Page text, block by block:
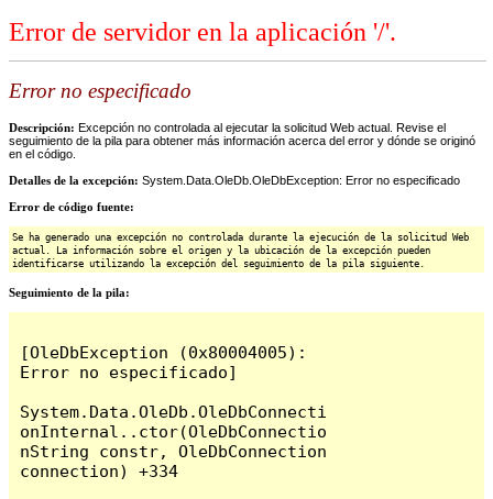
Error de servidor en la aplicación '/'.
Error no especificado
Descripción: Excepción no controlada al ejecutar la solicitud Web actual. Revise el
seguimiento de la pila para obtener más información acerca del error y dónde se originó
en el código.
Detalles de la excepción: System.Data.OleDb.OleDbException: Error no especificado
Error de código fuente:
Se ha generado una excepción no controlada durante la ejecución de la solicitud Web
actual. La información sobre el origen y la ubicación de la excepción pueden
identificarse utilizando la excepción del seguimiento de la pila siguiente.
Seguimiento de la pila:
[OleDbException (0x80004005):
Error no especificado]
System.Data.OleDb.OleDbConnecti
onInternal..ctor(OleDbConnectio
nString constr, OleDbConnection
connection) +334